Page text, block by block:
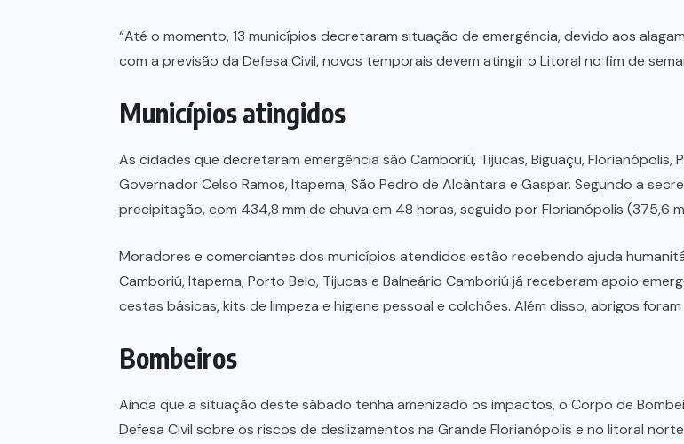
“Até o momento, 13 municípios decretaram situação de emergência, devido aos
com a previsão da Defesa Civil, novos temporais devem atingir o Litoral no fim de
Municípios atingidos
As cidades que decretaram emergência são Camboriú, Tijucas, Biguaçu, Florianópolis,
Governador Celso Ramos, Itapema, São Pedro de Alcântara e Gaspar. Segundo a
precipitação, com 434,8 mm de chuva em 48 horas, seguido por Florianópolis (375,6
Moradores e comerciantes dos municípios atendidos estão recebendo ajuda
Camboriú, Itapema, Porto Belo, Tijucas e Balneário Camboriú já receberam apoio
cestas básicas, kits de limpeza e higiene pessoal e colchões. Além disso, abrigos
Bombeiros
Ainda que a situação deste sábado tenha amenizado os impactos, o Corpo de
Defesa Civil sobre os riscos de deslizamentos na Grande Florianópolis e no litoral